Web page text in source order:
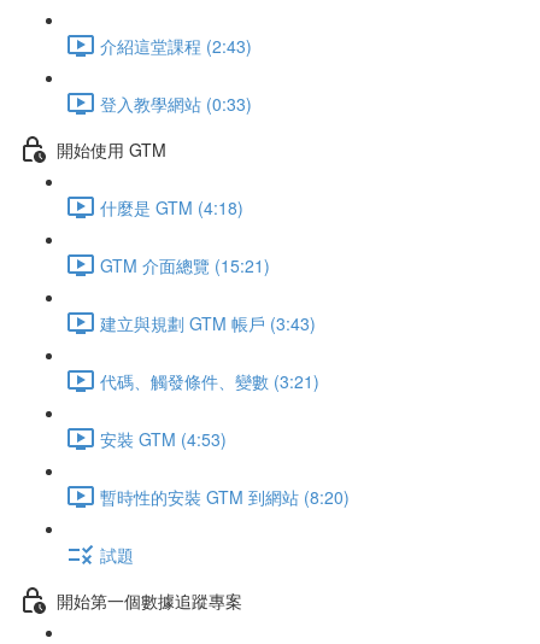
介紹這堂課程 (2:43)
登入教學網站 (0:33)
開始使用 GTM
什麼是 GTM (4:18)
GTM 介面總覽 (15:21)
建立與規劃 GTM 帳戶 (3:43)
代碼、觸發條件、變數 (3:21)
安裝 GTM (4:53)
暫時性的安裝 GTM 到網站 (8:20)
試題
開始第一個數據追蹤專案